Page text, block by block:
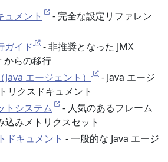
ュメント
- 完全な設定リファレン
ガイド
- 非推奨となった JMX
らの移行
エージェント）
- Java エージ
リクスドキュメント
トシステム
- 人気のあるフレーム
込みメトリクスセット
ドキュメント - 一般的な Java エージ